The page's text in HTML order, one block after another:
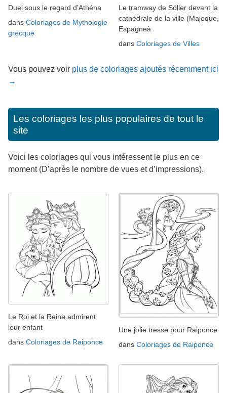
Duel sous le regard d'Athéna
dans Coloriages de Mythologie
grecque
Le tramway de Sóller devant la
cathédrale de la ville (Majoque,
Espagneà
dans Coloriages de Villes
Vous pouvez voir plus de coloriages ajoutés récemment ici
→
Les coloriages les plus populaires de tout le
site
Voici les coloriages qui vous intéressent le plus en ce
moment (D’après le nombre de vues et d’impressions).
Le Roi et la Reine admirent
leur enfant
dans Coloriages de Raiponce
Une jolie tresse pour Raiponce
dans Coloriages de Raiponce